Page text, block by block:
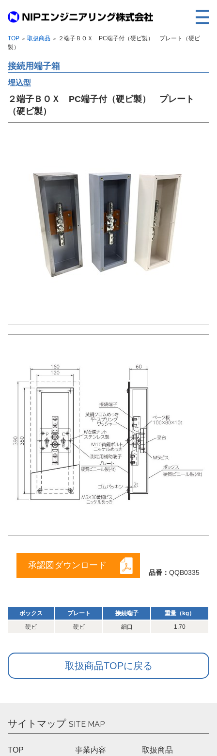
TOP
事業内容
取扱製品
各種実績
会社案内
建設サイト・シリーズの 個人データの共同利用について
個人情報保護方針
TOP ＞ 取扱商品 ＞
２端子ＢＯＸ PC端子付（硬ビ製） プレート（硬ビ
製）
接続用端子箱
埋込型
２端子ＢＯＸ PC端子付（硬ビ製） プレート
（硬ビ製）
承認図ダウンロード
品番： QQB0335
ボックス プレート 接続端子
重量（kg）
硬ビ
硬ビ 細口 1.70
取扱商品TOPに戻る
サイトマップ SITE MAP
TOP 事業内容 取扱商品